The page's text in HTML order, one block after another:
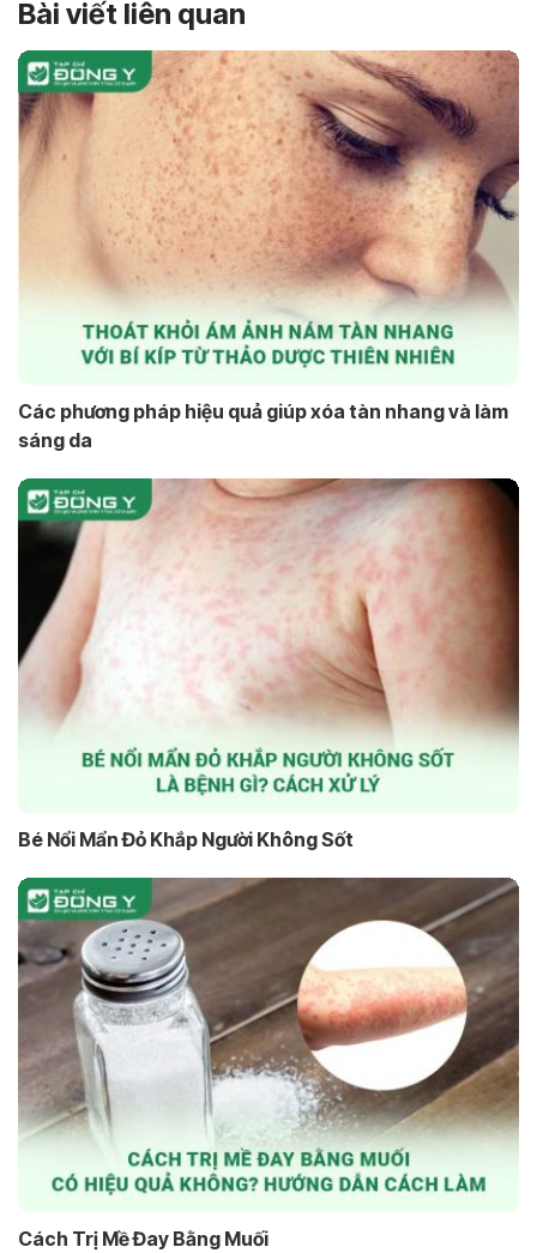
Bài viết liên quan
Các phương pháp hiệu quả giúp xóa tàn nhang và làm
sáng da
Bé Nổi Mẩn Đỏ Khắp Người Không Sốt
Cách Trị Mề Đay Bằng Muối